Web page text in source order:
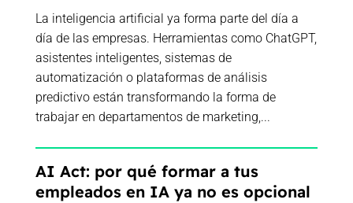
La inteligencia artificial ya forma parte del día a
día de las empresas. Herramientas como ChatGPT,
asistentes inteligentes, sistemas de
automatización o plataformas de análisis
predictivo están transformando la forma de
trabajar en departamentos de marketing,...
AI Act: por qué formar a tus
empleados en IA ya no es opcional